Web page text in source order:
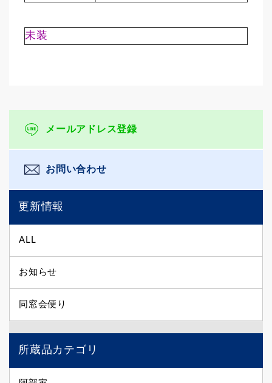
未装
メールアドレス登録
お問い合わせ
更新情報
ALL
お知らせ
同窓会便り
所蔵品カテゴリ